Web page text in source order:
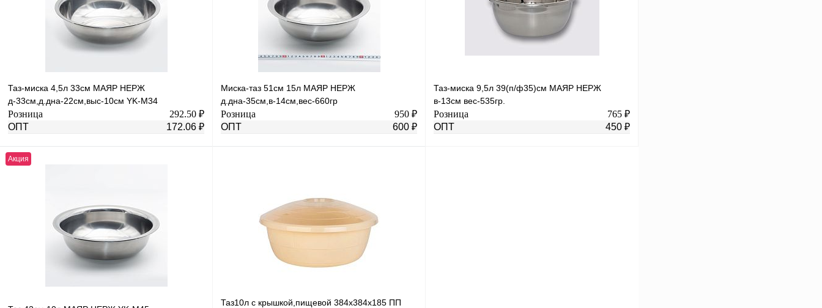
В избранное
наличии
В избранное Под заказ
наличии
Таз-миска 4,5л 33см МАЯР НЕРЖ
д-33см,д.дна-22см,выс-10см YK-M34
Розница
292.50 ₽
ОПТ
172.06 ₽
В избранное
наличии
Миска-таз 51см 15л МАЯР НЕРЖ
д.дна-35см,в-14см,вес-660гр
Розница
950 ₽
ОПТ
600 ₽
Купить в 1 клик К сравнению
В избранное
наличии
Таз-миска 9,5л 39(п/ф35)см МАЯР НЕРЖ
в-13см вес-535гр.
Розница
765 ₽
ОПТ
450 ₽
Акция
Таз10л с крышкой,пищевой 384х384х185 ПП